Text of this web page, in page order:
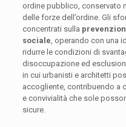
ordine pubblico, conservato
delle forze dell’ordine. Gli
concentrati sulla
sociale , operando con una
ridurre le condizioni di
disoccupazione ed
in cui urbanisti e architetti
accogliente, contribuendo a
e convivialità che sole
sicure.